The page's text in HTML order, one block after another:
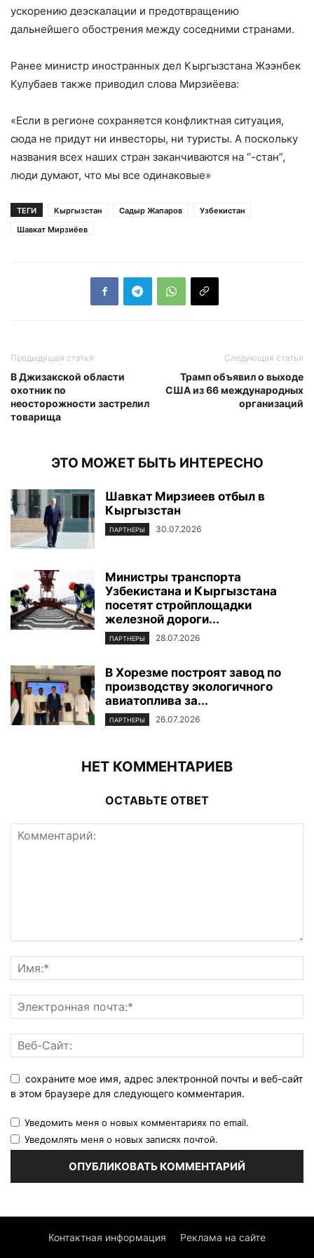
ускорению деэскалации и предотвращению
дальнейшего обострения между соседними странами.
Ранее министр иностранных дел Кыргызстана Жээнбек
Кулубаев также приводил слова Мирзиёева:
«Если в регионе сохраняется конфликтная ситуация,
сюда не придут ни инвесторы, ни туристы. А поскольку
названия всех наших стран заканчиваются на “-стан”,
люди думают, что мы все одинаковые»
ТЕГИ Кыргызстан Садыр Жапаров
Узбекистан
Шавкат Мирзиёев
Предыдущая статья
В Джизакской области
охотник по
неосторожности застрелил
товарища
Следующая статья
Трамп объявил о выходе
США из 66 международных
организаций
ЭТО МОЖЕТ БЫТЬ ИНТЕРЕСНО
Шавкат Мирзиеев отбыл в
Кыргызстан
ПАРТНЕРЫ 30.07.2026
Министры транспорта
Узбекистана и Кыргызстана
посетят стройплощадки
железной дороги...
ПАРТНЕРЫ 28.07.2026
В Хорезме построят завод по
производству экологичного
авиатоплива за...
ПАРТНЕРЫ 26.07.2026
НЕТ КОММЕНТАРИЕВ
ОСТАВЬТЕ ОТВЕТ
сохраните мое имя, адрес электронной почты и веб-сайт
в этом браузере для следующего комментария.
Уведомить меня о новых комментариях по email.
Уведомлять меня о новых записях почтой.
Контактная информация Реклама на сайте